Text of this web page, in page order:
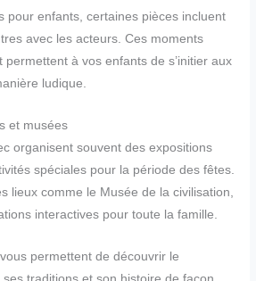
pour enfants, certaines pièces incluent
avec les acteurs. Ces moments
permettent à vos enfants de s’initier aux
ludique.
et musées
organisent souvent des expositions
spéciales pour la période des fêtes.
lieux comme le Musée de la civilisation,
interactives pour toute la famille.
permettent de découvrir le